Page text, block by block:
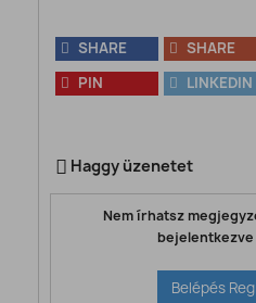
SHARE SHARE
PIN
LINKEDIN
Haggy üzenetet
Nem írhatsz
Belépés